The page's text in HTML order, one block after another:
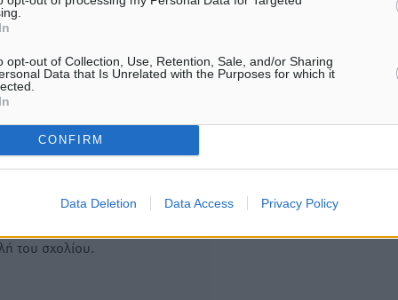
opt-out of Collection, Use, Retention, Sale, and/or Sharing
Data that Is Unrelated with the Purposes for which it
CONFIRM
Data Deletion Data Access Privacy Policy
Η Δημοκρατική δεν υιοθετεί
όποια σχόλια θεωρούμε
Χρήστες που δεν τηρούν
του σχολίου.
είδησης από άλλες
είναι απαραίτητη η χρήση